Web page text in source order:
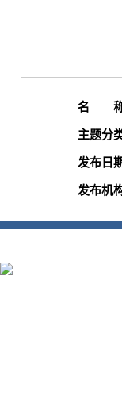
名 称
主题分
发布日
发布机